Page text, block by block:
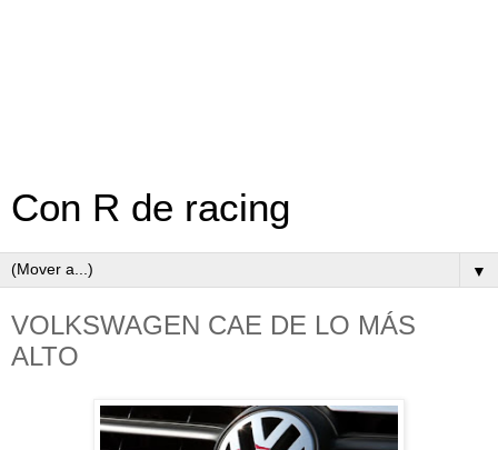
Con R de racing
▼
VOLKSWAGEN CAE DE LO MÁS
ALTO